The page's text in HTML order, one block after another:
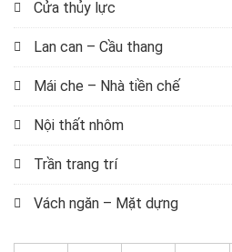
Cửa thủy lực
Lan can – Cầu thang
Mái che – Nhà tiền chế
Nội thất nhôm
Trần trang trí
Vách ngăn – Mặt dựng